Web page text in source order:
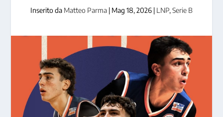
Inserito da Matteo Parma | Mag 18, 2026 | LNP, Serie B